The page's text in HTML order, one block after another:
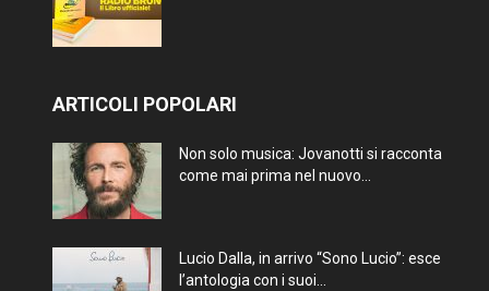
ARTICOLI POPOLARI
Non solo musica: Jovanotti si racconta
come mai prima nel nuovo...
Lucio Dalla, in arrivo “Sono Lucio”: esce
l’antologia con i suoi...